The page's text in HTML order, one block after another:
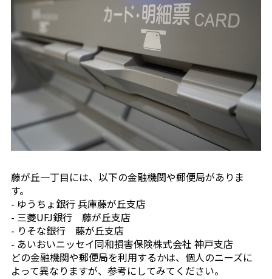
藤が丘一丁目には、以下の金融機関や郵便局がありま
す。
- ゆうちょ銀行 兵庫藤が丘支店
- 三菱UFJ銀行 藤が丘支店
- りそな銀行 藤が丘支店
- あいおいニッセイ同和損害保険株式会社 神戸支店
どの金融機関や郵便局を利用するかは、個人のニーズに
よって異なりますが、参考にしてみてください。